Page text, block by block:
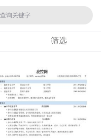
筛选